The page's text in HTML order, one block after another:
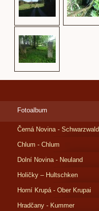
Fotoalbum
Černá Novina - Schwarzwald
Chlum - Chlum
Dolní Novina - Neuland
Holičky – Hultschken
Horní Krupá - Ober Krupai
Hradčany - Kummer